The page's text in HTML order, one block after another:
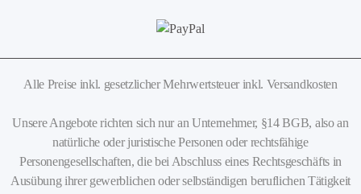
Alle Preise inkl. gesetzlicher Mehrwertsteuer inkl. Versandkosten
Unsere Angebote richten sich nur an Unternehmer, §14 BGB, also an
natürliche oder juristische Personen oder rechtsfähige
Personengesellschaften, die bei Abschluss eines Rechtsgeschäfts in
Ausübung ihrer gewerblichen oder selbständigen beruflichen Tätigkeit